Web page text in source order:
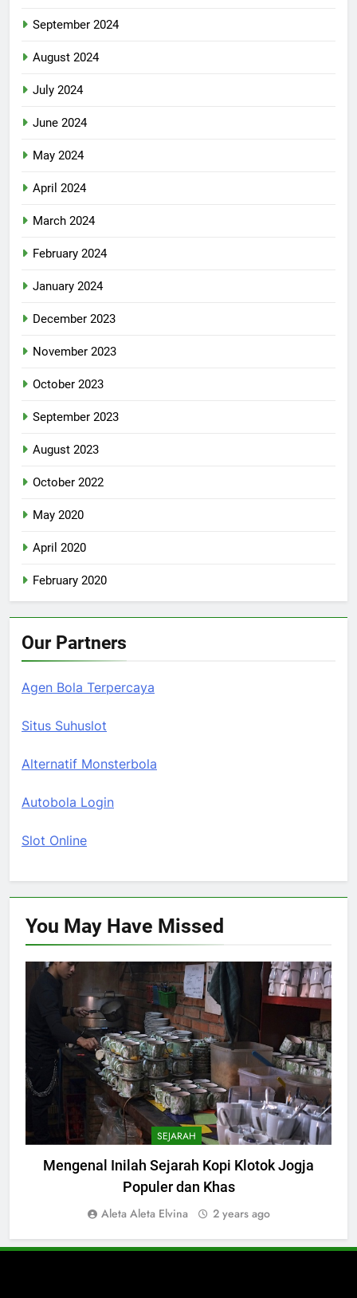
September 2024
August 2024
July 2024
June 2024
May 2024
April 2024
March 2024
February 2024
January 2024
December 2023
November 2023
October 2023
September 2023
August 2023
October 2022
May 2020
April 2020
February 2020
Our Partners
Agen Bola Terpercaya
Situs Suhuslot
Alternatif Monsterbola
Autobola Login
Slot Online
You May Have Missed
SEJARAH
Mengenal Inilah Sejarah Kopi Klotok Jogja
Populer dan Khas
Aleta Aleta Elvina 2 years ago